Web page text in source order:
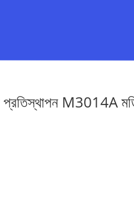
প্রতিস্থাপন M3014A